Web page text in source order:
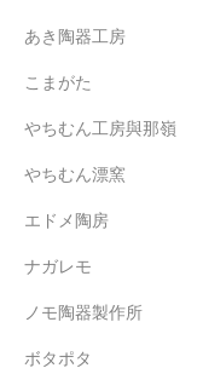
あき陶器工房
こまがた
やちむん工房與那嶺
やちむん漂窯
エドメ陶房
ナガレモ
ノモ陶器製作所
ボタポタ